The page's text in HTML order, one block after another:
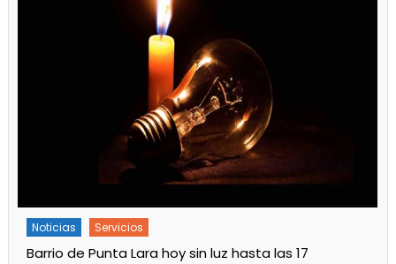
Noticias Servicios
Barrio de Punta Lara hoy sin luz hasta las 17